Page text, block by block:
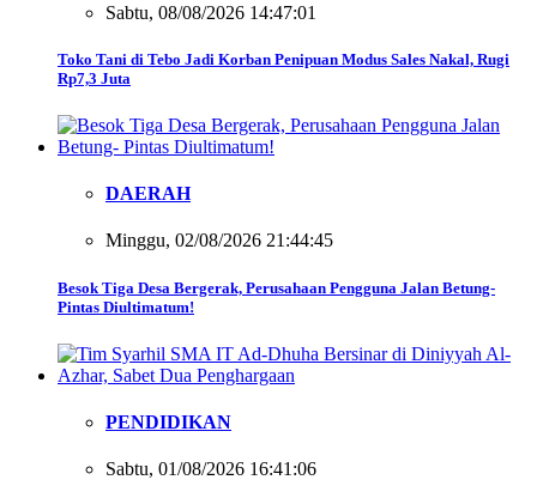
Sabtu, 08/08/2026 14:47:01
Toko Tani di Tebo Jadi Korban Penipuan Modus Sales Nakal, Rugi
Rp7,3 Juta
DAERAH
Minggu, 02/08/2026 21:44:45
Besok Tiga Desa Bergerak, Perusahaan Pengguna Jalan Betung-
Pintas Diultimatum!
PENDIDIKAN
Sabtu, 01/08/2026 16:41:06